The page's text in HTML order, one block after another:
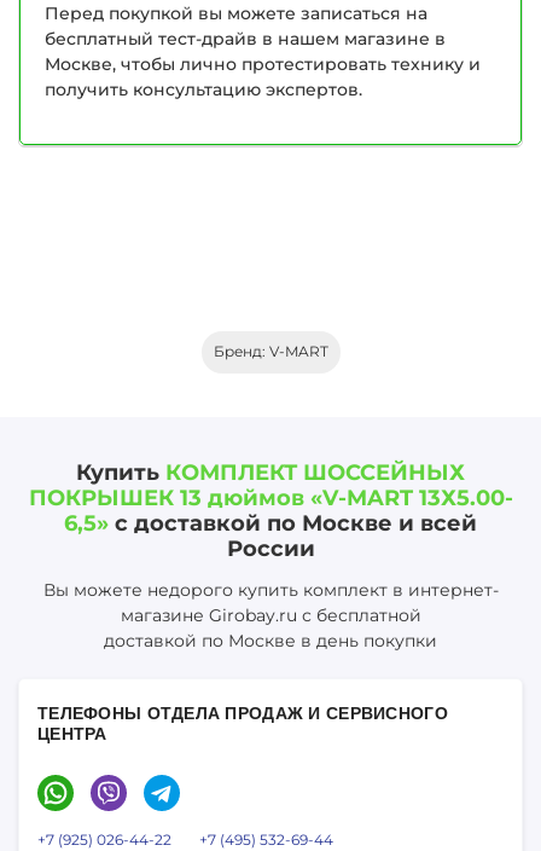
Перед покупкой вы можете записаться на
бесплатный тест-драйв в нашем магазине в
Москве, чтобы лично протестировать технику и
получить консультацию экспертов.
Бренд: V-MART
Купить КОМПЛЕКТ ШОССЕЙНЫХ
ПОКРЫШЕК 13 дюймов «V-MART 13Х5.00-
6,5» с доставкой по Москве и всей
России
Вы можете недорого купить комплект в интернет-
магазине Girobay.ru с бесплатной
доставкой по Москве в день покупки
ТЕЛЕФОНЫ ОТДЕЛА ПРОДАЖ И СЕРВИСНОГО
ЦЕНТРА
+7 (925) 026-44-22
+7 (495) 532-69-44